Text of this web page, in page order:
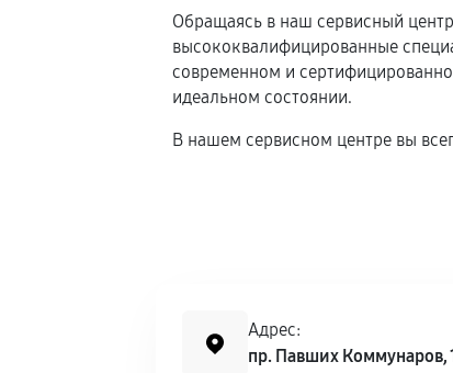
Обращаясь в наш сервисный
высококвалифицированные
современном и
идеальном состоянии.
В нашем сервисном центре вы
Адрес:
пр. Павших Коммунаров,